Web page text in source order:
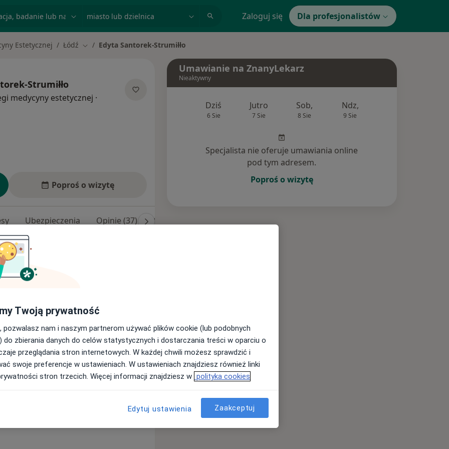
Zaloguj się Dla profesjonalistów
Estetycznej Łódź Zmień miasto
Edyta Santorek-Strumiłło
Strumiłło
medycyny estetycznej ·
Poproś o wizytę
Ubezpieczenia Opinie (37) Odpowiedzi na pytania (7)
konsultacje i zabiegi z zakresu
3) -konsultacje i zabiegi z
która od wielu lat zajmuje się
w Łodzi ukończyłam w
nauk medycznych. W roku
chirurgii ogólnej. Aktualnie jestem
a swoją wiedzę staram się
Umawianie na ZnanyLekarz
Nieaktywny
Dziś
6 Sie
Jutro
7 Sie
Sob,
8 Sie
Ndz,
9 Sie
Specjalista nie oferuje umawiania online
pod tym adresem.
Poproś o wizytę
Twoją prywatność
pozwalasz nam i naszym partnerom używać plików cookie (lub podobnych
do zbierania danych do celów statystycznych i dostarczania treści w oparciu o
przeglądania stron internetowych. W każdej chwili możesz sprawdzić i
swoje preferencje w ustawieniach. W ustawieniach znajdziesz również linki
stron trzecich. Więcej informacji znajdziesz w polityka cookies
Edytuj ustawienia Zaakceptuj